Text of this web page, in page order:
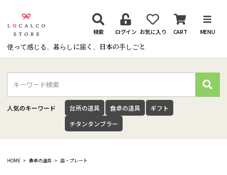
使って感じる、暮らしに届く、日本の手しごと
検索 ログイン お気に入り CART MENU
検
索
人気のキーワード 台所の道具 食卓の道具
ギフト
チタンタンブラー
HOME 食卓の道具 皿・プレート